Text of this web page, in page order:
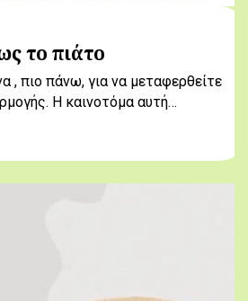
το πιάτο
, πιο πάνω, για να μεταφερθείτε
Η καινοτόμα αυτή…